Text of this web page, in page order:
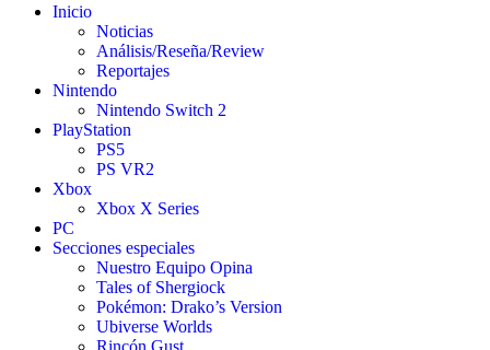
Inicio
Noticias
Análisis/Reseña/Review
Reportajes
Nintendo
Nintendo Switch 2
PlayStation
PS5
PS VR2
Xbox
Xbox X Series
PC
Secciones especiales
Nuestro Equipo Opina
Tales of Shergiock
Pokémon: Drako’s Version
Ubiverse Worlds
Rincón Gust